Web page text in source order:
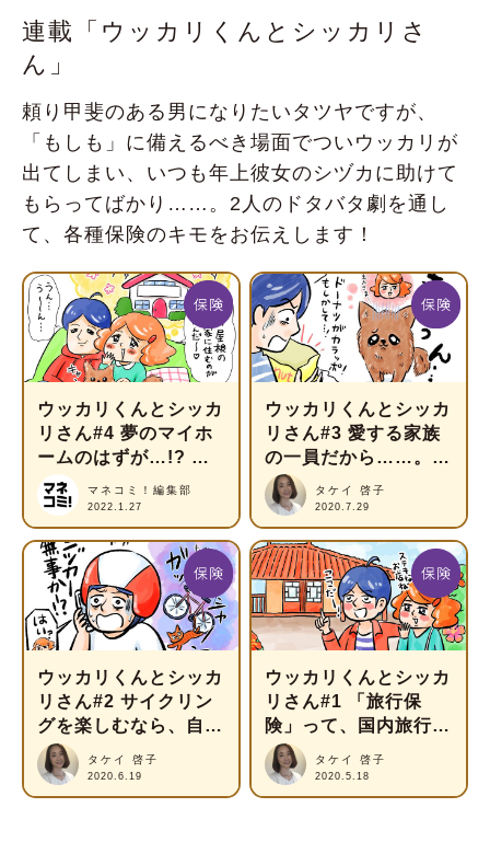
連載「ウッカリくんとシッカリさ
ん」
頼り甲斐のある男になりたいタツヤですが、
「もしも」に備えるべき場面でついウッカリが
出てしまい、いつも年上彼女のシヅカに助けて
もらってばかり……。2人のドタバタ劇を通し
て、各種保険のキモをお伝えします！
ウッカリくんとシッカ
リさん#4 夢のマイホ
ームのはずが…!? 住
宅購入後の「もしも」
に備えるには？
マネコミ！編集部
2022.1.27
ウッカリくんとシッカ
リさん#3 愛する家族
の一員だから……。ペ
ット保険のメリットと
は？
タケイ 啓子
2020.7.29
ウッカリくんとシッカ
リさん#2 サイクリン
グを楽しむなら、自転
車保険が欠かせない！
タケイ 啓子
2020.6.19
ウッカリくんとシッカ
リさん#1 「旅行保
険」って、国内旅行に
も必要なの？
タケイ 啓子
2020.5.18